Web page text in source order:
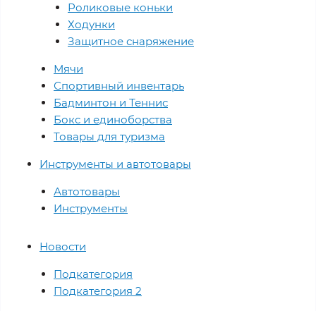
Роликовые коньки
Ходунки
Защитное снаряжение
Мячи
Спортивный инвентарь
Бадминтон и Теннис
Бокс и единоборства
Товары для туризма
Инструменты и автотовары
Автотовары
Инструменты
Новости
Подкатегория
Подкатегория 2